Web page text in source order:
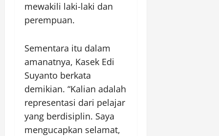
mewakili laki-laki dan
perempuan.
Sementara itu dalam
amanatnya, Kasek Edi
Suyanto berkata
demikian. “Kalian adalah
representasi dari pelajar
yang berdisiplin. Saya
mengucapkan selamat,